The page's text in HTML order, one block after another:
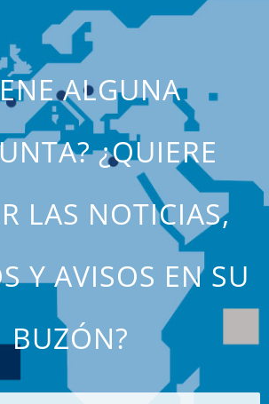
ALGUNA
¿QUIERE
LAS NOTICIAS,
Y AVISOS EN SU
BUZÓN?